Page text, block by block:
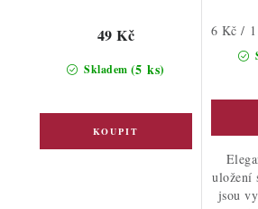
Skladem (5 ks)
49 Kč
Měrná
6 Kč /
uložení
jsou